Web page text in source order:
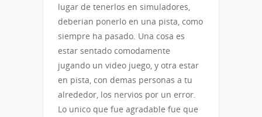
lugar de tenerlos en simuladores,
deberian ponerlo en una pista, como
siempre ha pasado. Una cosa es
estar sentado comodamente
jugando un video juego, y otra estar
en pista, con demas personas a tu
alrededor, los nervios por un error.
Lo unico que fue agradable fue que